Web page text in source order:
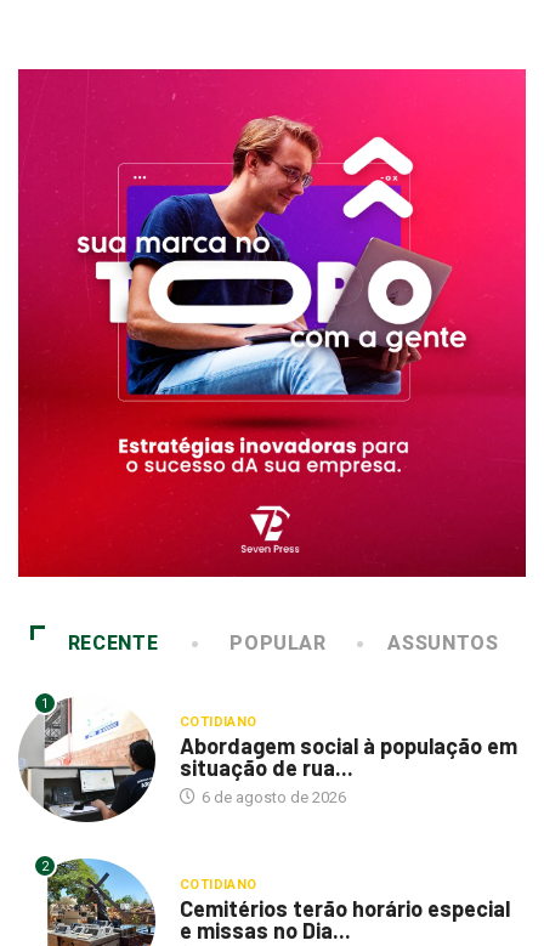
RECENTE POPULAR ASSUNTOS
1
COTIDIANO
Abordagem social à população em
situação de rua...
6 de agosto de 2026
2
COTIDIANO
Cemitérios terão horário especial
e missas no Dia...